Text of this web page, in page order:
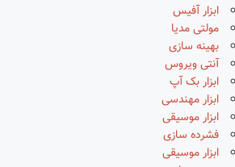
ابزار آفیس
مولتی مدیا
بهینه سازی
آنتی ویروس
ابزار بک آپ
ابزار مهندسی
ابزار موسیقی
فشرده سازی
ابزار موسیقی